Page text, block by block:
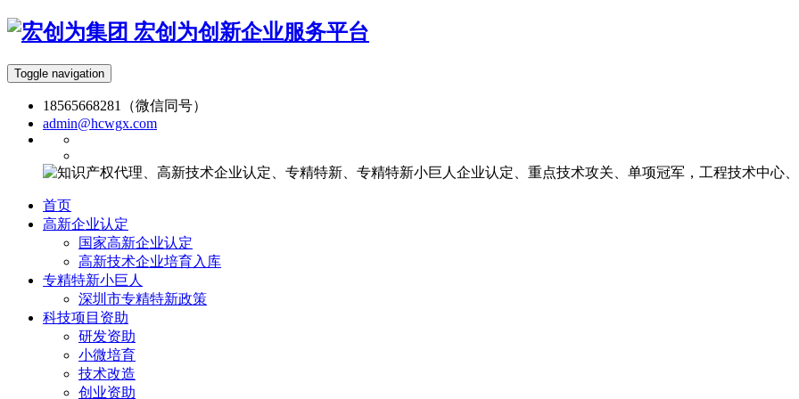
宏创为创新企业服务平台
Toggle navigation
18565668281（微信同号）
admin@hcwgx.com
首页
高新企业认定
国家高新企业认定
高新技术企业培育入库
专精特新小巨人
深圳市专精特新政策
科技项目资助
研发资助
小微培育
技术改造
创业资助